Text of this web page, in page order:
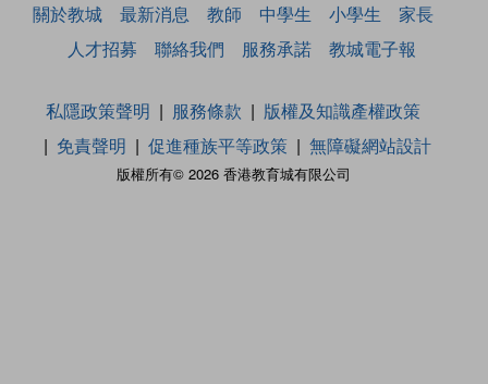
關於教城 最新消息 教師 中學生 小學生
家長
人才招募
聯絡我們 服務承諾 教城電子報
版權所有© 2026 香港教育城有限公司
私隱政策聲明 服務條款
版權及知識產權政策
免責聲明
促進種族平等政策 無障礙網站設計